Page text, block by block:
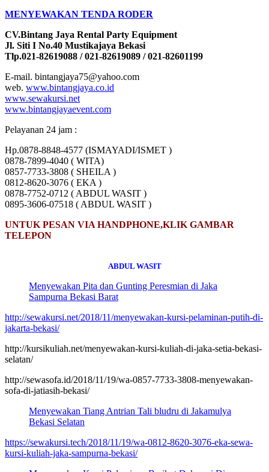
MENYEWAKAN TENDA RODER
CV.Bintang Jaya Rental Party Equipment
Jl. Siti I No.40 Mustikajaya Bekasi
Tlp.021-82619088 / 021-82619089 / 021-82601199
E-mail. bintangjaya75@yahoo.com
web. www.bintangjaya.co.id
www.sewakursi.net
www.bintangjayaevent.com
Pelayanan 24 jam :
Hp.0878-8848-4577 (ISMAYADI/ISMET )
0878-7899-4040 ( WITA)
0857-7733-3808 ( SHEILA )
0812-8620-3076 ( EKA )
0878-7752-0712 ( ABDUL WASIT )
0895-3606-07518 ( ABDUL WASIT )
UNTUK PESAN VIA HANDPHONE,KLIK GAMBAR
TELEPON
ABDUL WASIT
Menyewakan Pita dan Gunting Peresmian di Jaka
Sampurna Bekasi Barat
http://sewakursi.net/2018/11/menyewakan-kursi-pelaminan-putih-di-
jakarta-bekasi/
http://kursikuliah.net/menyewakan-kursi-kuliah-di-jaka-setia-bekasi-
selatan/
http://sewasofa.id/2018/11/19/wa-0857-7733-3808-menyewakan-
sofa-di-jatiasih-bekasi/
Menyewakan Tiang Antrian Tali bludru di Jakamulya
Bekasi Selatan
https://sewakursi.tech/2018/11/19/wa-0812-8620-3076-eka-sewa-
kursi-kuliah-jaka-sampurna-bekasi/